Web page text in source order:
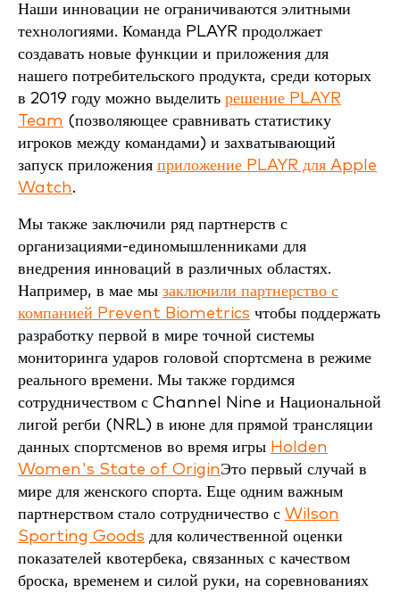
Наши инновации не ограничиваются элитными
технологиями. Команда PLAYR продолжает
создавать новые функции и приложения для
нашего потребительского продукта, среди которых
в 2019 году можно выделить решение PLAYR
Team (позволяющее сравнивать статистику
игроков между командами) и захватывающий
запуск приложения приложение PLAYR для Apple
Watch.
Мы также заключили ряд партнерств с
организациями-единомышленниками для
внедрения инноваций в различных областях.
Например, в мае мы заключили партнерство с
компанией Prevent Biometrics чтобы поддержать
разработку первой в мире точной системы
мониторинга ударов головой спортсмена в режиме
реального времени. Мы также гордимся
сотрудничеством с Channel Nine и Национальной
лигой регби (NRL) в июне для прямой трансляции
данных спортсменов во время игры Holden
Women's State of OriginЭто первый случай в
мире для женского спорта. Еще одним важным
партнерством стало сотрудничество с Wilson
Sporting Goods для количественной оценки
показателей квотербека, связанных с качеством
броска, временем и силой руки, на соревнованиях